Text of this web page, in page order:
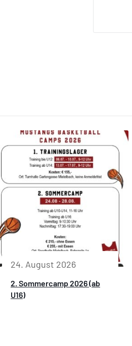
24. August 2026
2. Sommercamp 2026 (ab
U16)